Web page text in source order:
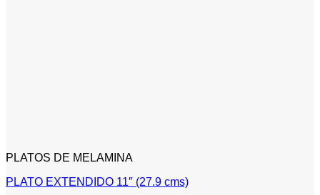
PLATOS DE MELAMINA
PLATO EXTENDIDO 11″ (27.9 cms)